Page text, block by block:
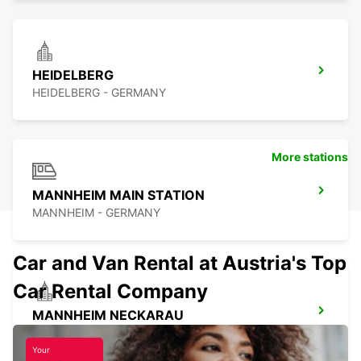
HEIDELBERG
HEIDELBERG - GERMANY
MANNHEIM MAIN STATION
MANNHEIM - GERMANY
MANNHEIM NECKARAU
MANNHEIM - GERMANY
More stations
Car and Van Rental at Austria's Top
Car Rental Company
Your